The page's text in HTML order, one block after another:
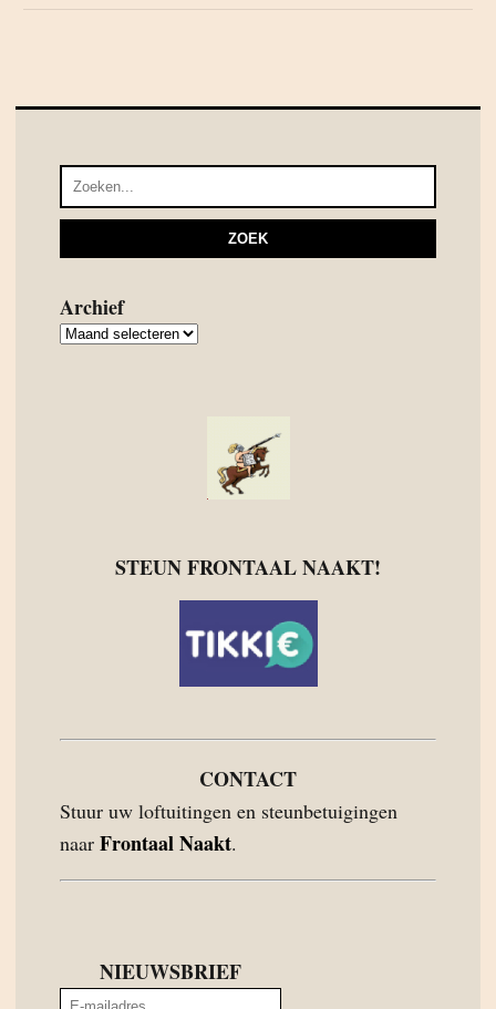
Archief
Archief
STEUN FRONTAAL NAAKT!
CONTACT
Stuur uw loftuitingen en steunbetuigingen
naar Frontaal Naakt.
NIEUWSBRIEF